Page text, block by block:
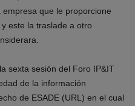
que le proporcione
este la traslade a otro
sexta sesión del Foro IP&IT
de la información
de ESADE (URL) en el cual